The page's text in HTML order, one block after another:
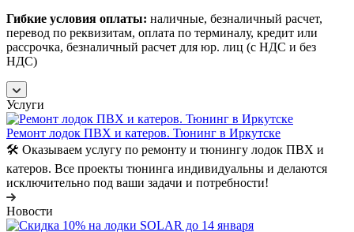
Гибкие условия оплаты: наличные, безналичный расчет,
перевод по реквизитам, оплата по терминалу, кредит или
рассрочка, безналичный расчет для юр. лиц (с НДС и без
НДС)
Услуги
Ремонт лодок ПВХ и катеров. Тюнинг в Иркутске
🛠️ Оказываем услугу по ремонту и тюнингу лодок ПВХ и
катеров. Все проекты тюнинга индивидуальны и делаются
исключительно под ваши задачи и потребности!
Новости